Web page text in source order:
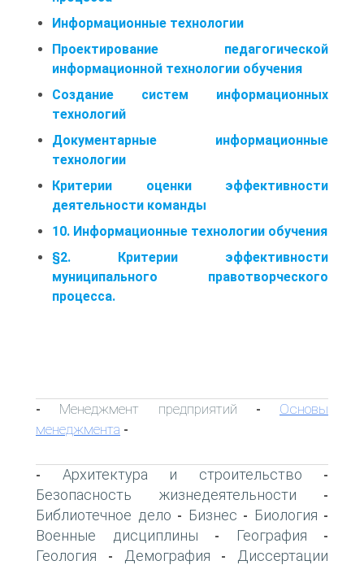
Информационные технологии
Проектирование педагогической
информационной технологии обучения
Создание систем информационных
технологий
Документарные информационные
технологии
Критерии оценки эффективности
деятельности команды
10. Информационные технологии обучения
§2. Критерии эффективности
муниципального правотворческого
процесса.
- Менеджмент предприятий - Основы
менеджмента -
- Архитектура и строительство -
Безопасность жизнедеятельности -
Библиотечное дело - Бизнес - Биология -
Военные дисциплины - География -
Геология - Демография -
Диссертации